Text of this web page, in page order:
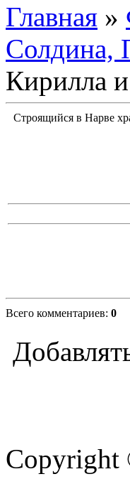
Главная »
Солдина,
Кирилла
Строящийся в Нарве
Всего комментариев: 0
Copyright